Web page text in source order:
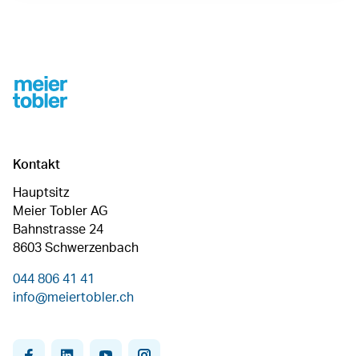
Footer
Kontakt
Hauptsitz
Meier Tobler AG
Bahnstrasse 24
8603 Schwerzenbach
044 806 41 41
info@meiertobler.ch
facebooklinkedin youtubeinstagram